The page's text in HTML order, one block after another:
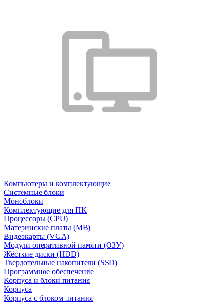
Компьютеры и комплектующие
Системные блоки
Моноблоки
Комплектующие для ПК
Процессоры (CPU)
Материнские платы (MB)
Видеокарты (VGA)
Модули оперативной памяти (ОЗУ)
Жёсткие диски (HDD)
Твердотельные накопители (SSD)
Программное обеспечение
Корпуса и блоки питания
Корпуса
Корпуса с блоком питания